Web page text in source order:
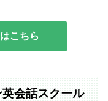
こちら
会話スクール